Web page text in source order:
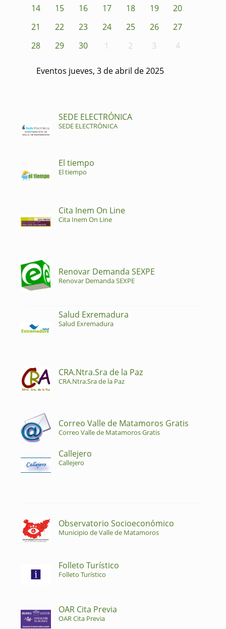
14
15 16 17 18 19
20
21
22 23 24 25 26
27
28
29 30 1 2 3 4
Eventos jueves, 3 de abril de 2025
SEDE ELECTRÓNICA
SEDE ELECTRÓNICA
El tiempo
El tiempo
Cita Inem On Line
Cita Inem On Line
Renovar Demanda SEXPE
Renovar Demanda SEXPE
Salud Exremadura
Salud Exremadura
CRA.Ntra.Sra de la Paz
CRA.Ntra.Sra de la Paz
Correo Valle de Matamoros Gratis
Correo Valle de Matamoros Gratis
Callejero
Callejero
Observatorio Socioeconómico
Municipio de Valle de Matamoros
Folleto Turístico
Folleto Turístico
OAR Cita Previa
OAR Cita Previa